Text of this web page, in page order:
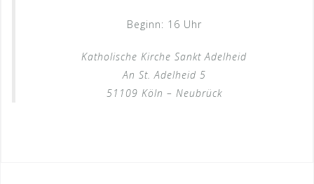
Beginn: 16 Uhr
Katholische Kirche Sankt Adelheid
An St. Adelheid 5
51109 Köln – Neubrück